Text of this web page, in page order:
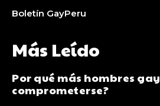
Boletín GayPeru
Más Leído
Por qué más hombres
comprometerse?